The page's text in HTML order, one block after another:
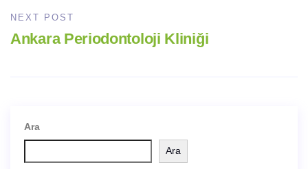
NEXT POST
Ankara Periodontoloji Kliniği
Ara
Ara